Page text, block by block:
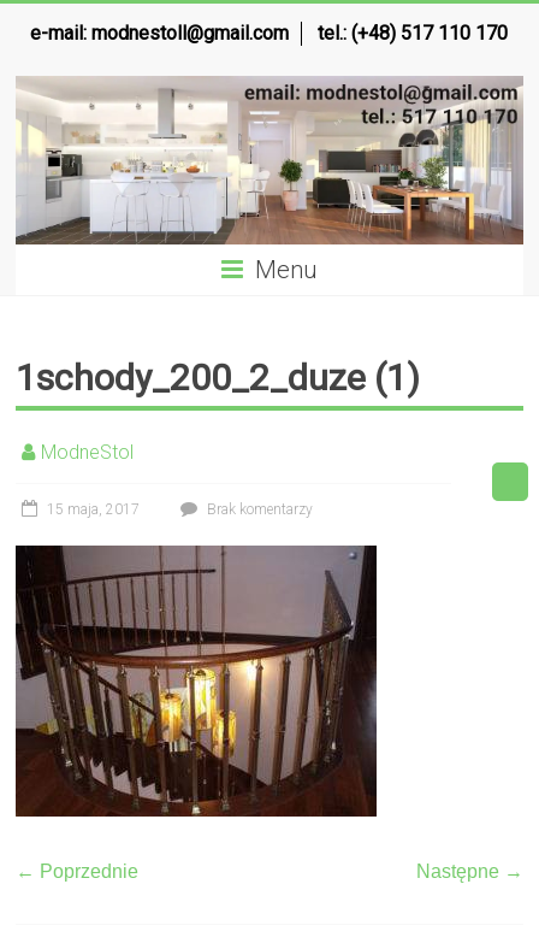
e-mail:modnestoll@gmail.com tel.: (+48) 517 110 170
Menu
1schody_200_2_duze (1)
ModneStol
15 maja, 2017 Brak komentarzy
← Poprzednie Następne →